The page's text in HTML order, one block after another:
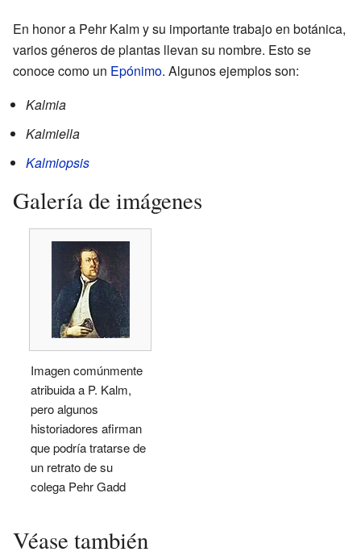
En honor a Pehr Kalm y su importante trabajo en botánica,
varios géneros de plantas llevan su nombre. Esto se
conoce como un Epónimo. Algunos ejemplos son:
Kalmia
Kalmiella
Kalmiopsis
Galería de imágenes
Imagen comúnmente
atribuida a P. Kalm,
pero algunos
historiadores afirman
que podría tratarse de
un retrato de su
colega Pehr Gadd
Véase también